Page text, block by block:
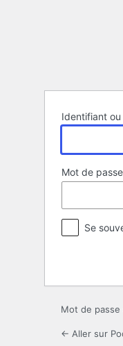
Identifiant
Mot de passe
Se
Mot de passe
← Aller sur